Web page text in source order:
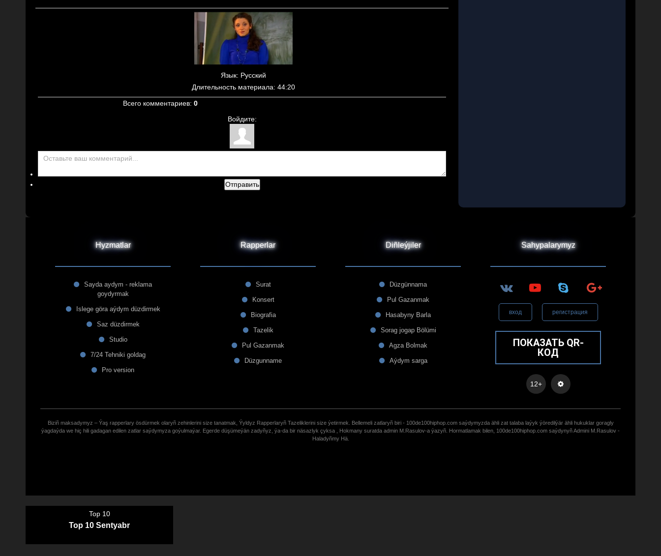
Язык: Русский
Длительность материала: 44:20
Всего комментариев: 0
Войдите:
Отправить
Hyzmatlar
Sayda aydym - reklama
goydyrmak
Islege göra aýdym düzdirmek
Saz düzdirmek
Studio
7/24 Tehniki goldag
Pro version
Rapperlar
Surat
Konsert
Biografia
Tazelik
Pul Gazanmak
Düzgunname
Diñleýjiler
Düzgünnama
Pul Gazanmak
Hasabyny Barla
Sorag jogap Bölümi
Agza Bolmak
Aýdym sarga
Sahypalarymyz
вход регистрация
ПОКАЗАТЬ QR-
КОД
12+
Biziñ maksadymyz – Ýaş rapperlary ösdürmek olaryñ zehinlerini size tanatmak, Ýyldyz Rapperlaryñ Tazeliklerini size ýetirmek. Bellemeli zatlaryñ biri - 100de100hiphop.com saýdymyzda ähli zat talaba laýyk ýöredilýär ähli hukuklar goragly
ýagdaýda we hiç hili gadagan edilen zatlar saýdymyza goýulmaýar. Egerde düşümeýän zadyñyz, ýa-da bir näsazlyk çyksa , Hokmany suratda admin M.Rasulov-a ýazyñ. Hormatlamak bilen, 100de100hiphop.com saýdynyñ Admini M.Rasulov -
Haladyñmy Hä.
Top 10
Top 10 Sentyabr